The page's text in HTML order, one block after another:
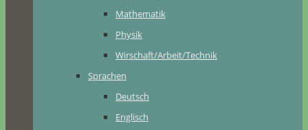
Mathematik
Physik
Wirschaft/Arbeit/Technik
Sprachen
Deutsch
Englisch